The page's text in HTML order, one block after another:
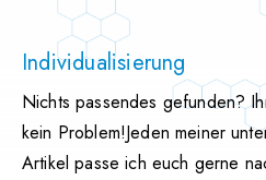
Individualisierung
Nichts passendes gefunden?
kein Problem!Jeden meiner
Artikel passe ich euch gerne